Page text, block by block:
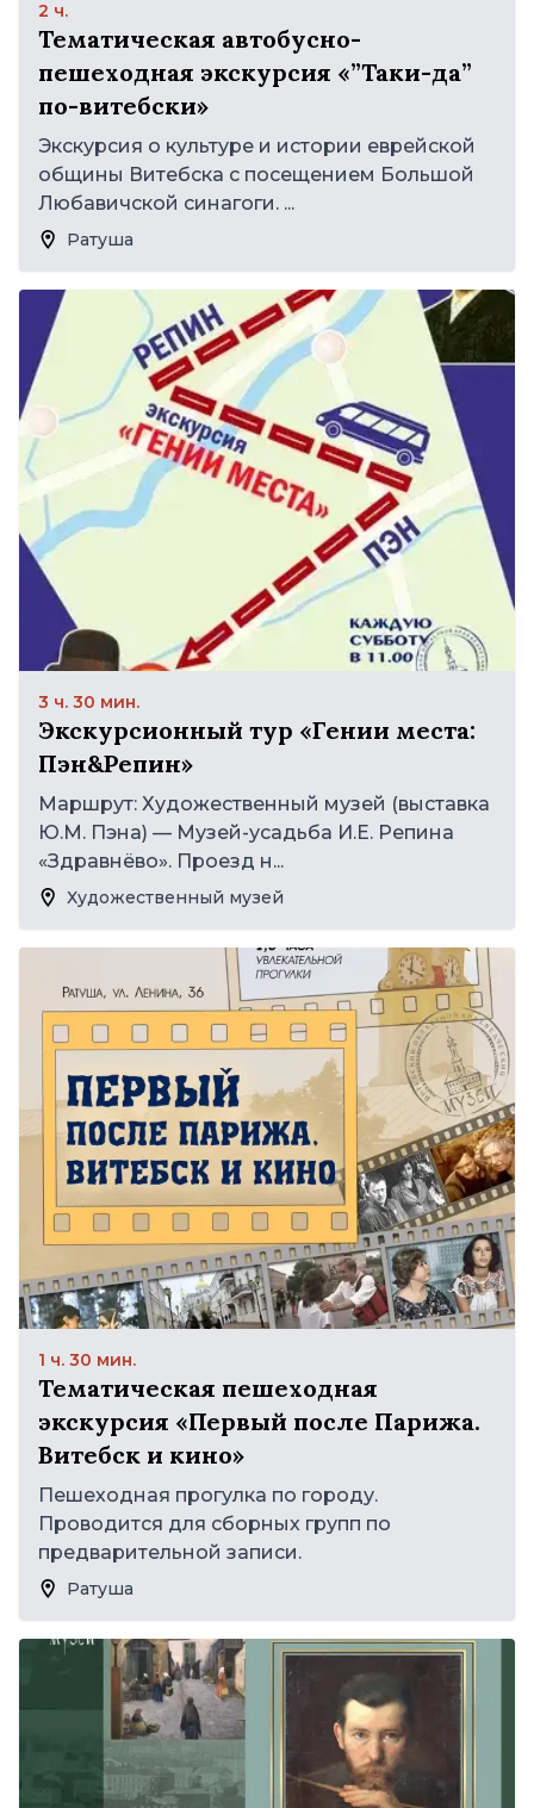
2 ч.
Тематическая автобусно-
пешеходная экскурсия «”Таки-да”
по-витебски»
Экскурсия о культуре и истории еврейской
общины Витебска с посещением Большой
Любавичской синагоги. ...
Ратуша
3 ч. 30 мин.
Экскурсионный тур «Гении места:
Пэн&Репин»
Маршрут: Художественный музей (выставка
Ю.М. Пэна) — Музей-усадьба И.Е. Репина
«Здравнёво». Проезд н...
Художественный музей
1 ч. 30 мин.
Тематическая пешеходная
экскурсия «Первый после Парижа.
Витебск и кино»
Пешеходная прогулка по городу.
Проводится для сборных групп по
предварительной записи.
Ратуша